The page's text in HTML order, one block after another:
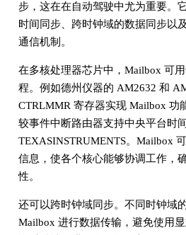
步，这在在自动驾驶中尤为重要。
时间同步、跨时钟域的数据同步以
通信机制。
在多核处理器芯片中，Mailbox 可
程。例如德州仪器的 AM2632 和
CTRLMMR 寄存器实现 Mailbox 功
较事件中断路由器支持中央平台时间
TEXASINSTRUMENTS。Mailbox
信息，使各个核心能够协调工作，
性。
还可以跨时钟域同步。不同时钟域
Mailbox 进行数据传输，避免使用